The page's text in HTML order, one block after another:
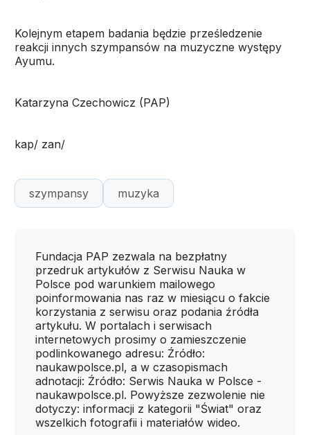
Kolejnym etapem badania będzie prześledzenie
reakcji innych szympansów na muzyczne występy
Ayumu.
Katarzyna Czechowicz (PAP)
kap/ zan/
szympansy muzyka
Fundacja PAP zezwala na bezpłatny
przedruk artykułów z Serwisu Nauka w
Polsce pod warunkiem mailowego
poinformowania nas raz w miesiącu o fakcie
korzystania z serwisu oraz podania źródła
artykułu. W portalach i serwisach
internetowych prosimy o zamieszczenie
podlinkowanego adresu: Źródło:
naukawpolsce.pl, a w czasopismach
adnotacji: Źródło: Serwis Nauka w Polsce -
naukawpolsce.pl. Powyższe zezwolenie nie
dotyczy: informacji z kategorii "Świat" oraz
wszelkich fotografii i materiałów wideo.